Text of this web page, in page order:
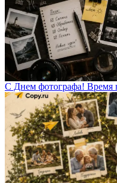
С Днем фотографа! Время